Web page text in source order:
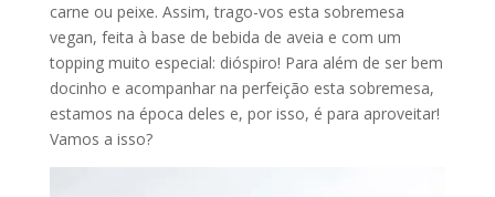
carne ou peixe. Assim, trago-vos esta sobremesa
vegan, feita à base de bebida de aveia e com um
topping muito especial: dióspiro! Para além de ser bem
docinho e acompanhar na perfeição esta sobremesa,
estamos na época deles e, por isso, é para aproveitar!
Vamos a isso?